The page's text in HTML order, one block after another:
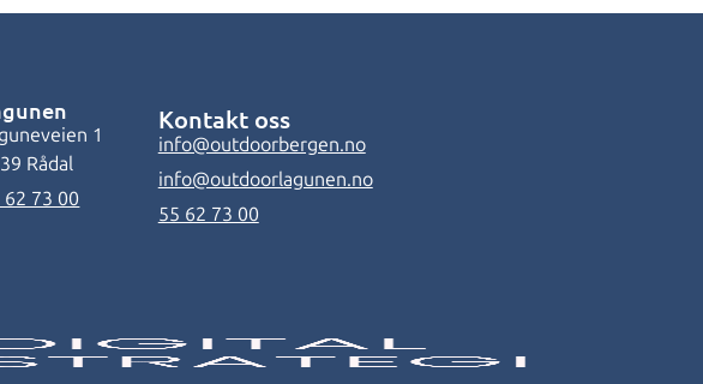
1
Rådal
62 73 00
Kontakt oss
info@outdoorbergen.no
info@outdoorlagunen.no
55 62 73 00